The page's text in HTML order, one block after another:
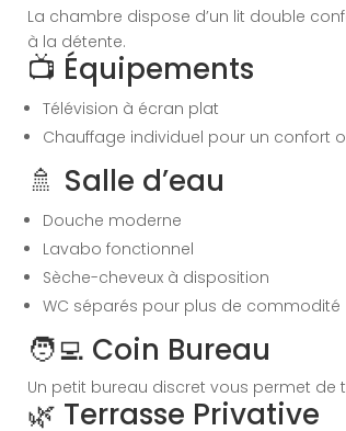
La chambre dispose d’un lit double
à la détente.
📺 Équipements
Télévision à écran plat
Chauffage individuel pour un confort
🚿 Salle d’eau
Douche moderne
Lavabo fonctionnel
Sèche-cheveux à disposition
WC séparés pour plus de commodité
🧑‍💻 Coin Bureau
Un petit bureau discret vous permet de
🌿 Terrasse Privative